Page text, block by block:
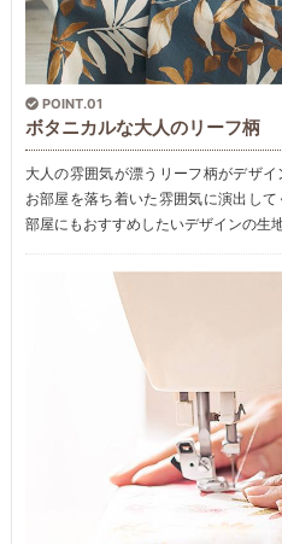
POINT.01
ボタニカルな大人のリーフ柄
大人の雰囲気が漂うリーフ柄がデザ
お部屋を落ち着いた雰囲気に演出し
部屋にもおすすめしたいデザインの生地